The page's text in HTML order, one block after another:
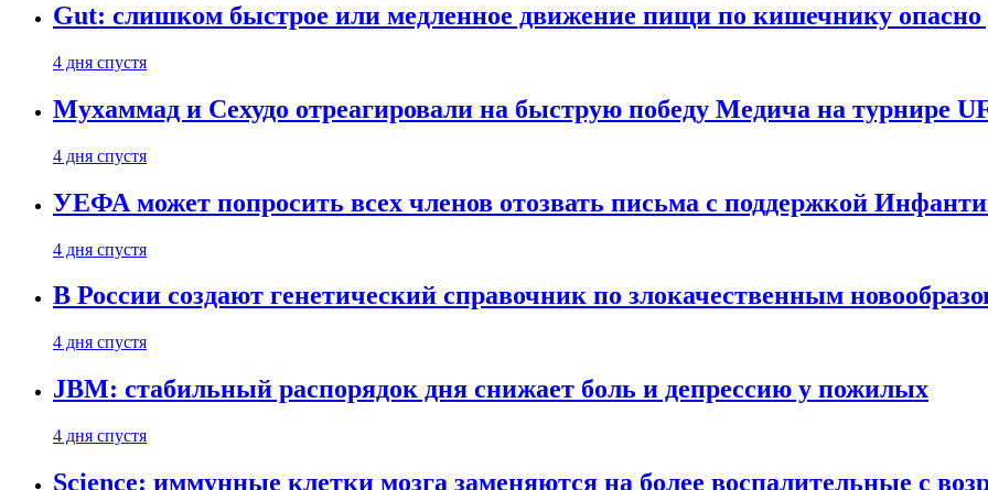
Gut: слишком быстрое или медленное движение пищи по кишечнику опасно
4 дня спустя
Мухаммад и Сехудо отреагировали на быструю победу Медича на турнире
4 дня спустя
УЕФА может попросить всех членов отозвать письма с поддержкой
4 дня спустя
В России создают генетический справочник по злокачественным
4 дня спустя
JBM: стабильный распорядок дня снижает боль и депрессию у пожилых
4 дня спустя
Science: иммунные клетки мозга заменяются на более воспалительные с